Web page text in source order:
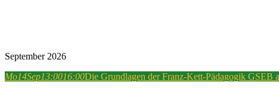
September 2026
Mo14Sep13:0016:00Die Grundlagen der Franz-Kett-Pädagogik GSEB